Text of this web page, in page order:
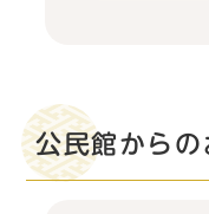
公民館からの